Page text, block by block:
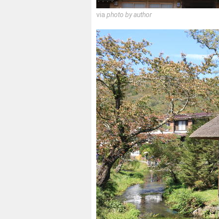
via photo by author